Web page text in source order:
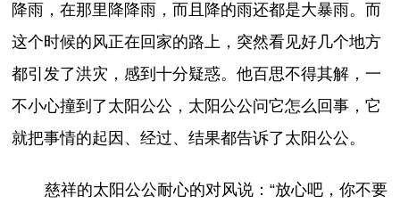
降雨，在那里降降雨，而且降的雨还都是大暴雨。而
这个时候的风正在回家的路上，突然看见好几个地方
都引发了洪灾，感到十分疑惑。他百思不得其解，一
不小心撞到了太阳公公，太阳公公问它怎么回事，它
就把事情的起因、经过、结果都告诉了太阳公公。
慈祥的太阳公公耐心的对风说：“放心吧，你不要